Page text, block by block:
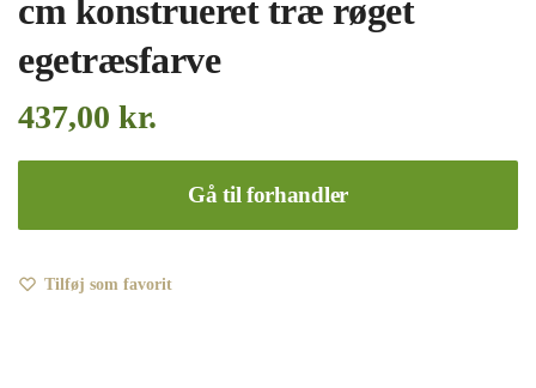
cm konstrueret træ røget
egetræsfarve
437,00 kr.
Gå til forhandler
Tilføj som favorit